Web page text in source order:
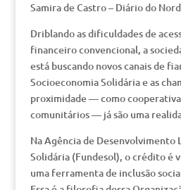
Samira de Castro – Diário do
Driblando as dificuldades de
financeiro convencional, a
está buscando novos canais de
Socioeconomia Solidária e as
proximidade — como
comunitários — já são uma
Na Agência de Desenvolvimento
Solidária (Fundesol), o crédito é
uma ferramenta de inclusão